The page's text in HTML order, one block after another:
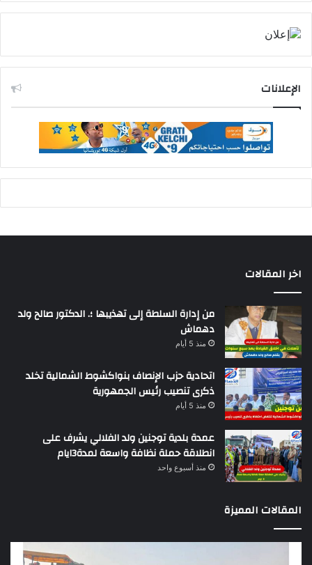
الإعلانات
اخر المقالات
من إدارة السلطة إلى تهذيبها ؛. الدكتور صالح ولد
دهماش
منذ 5 أيام
اتحادية حزب الإنصاف بنواكشوط الشمالية تخلد
ذكرى تنصيب رئيس الجمهورية
منذ 5 أيام
عمدة بلدية توجنين ولد الفلالي يشرف على
انطلاقة حملة نظافة واسعة لمدة3ايام
منذ أسبوع واحد
المقالات المميزة